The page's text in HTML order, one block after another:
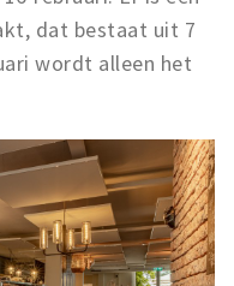
dat bestaat uit 7
wordt alleen het